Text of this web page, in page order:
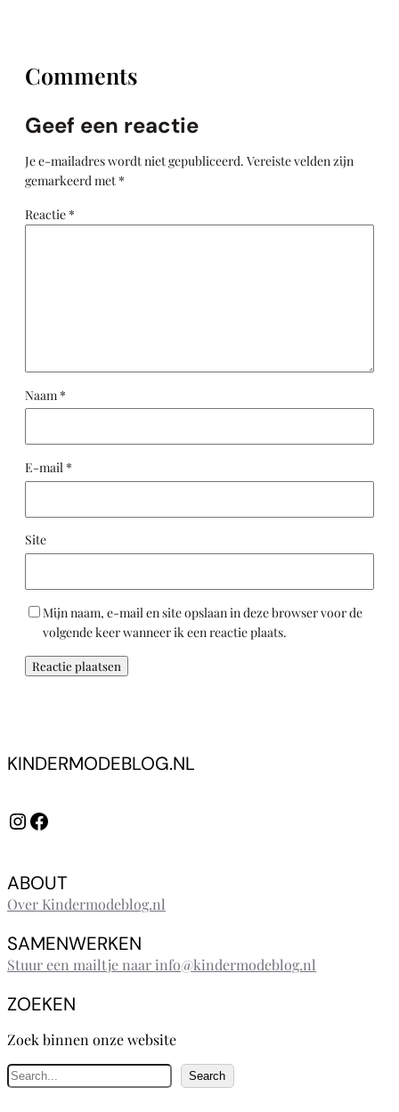
Comments
Geef een reactie
Je e-mailadres wordt niet gepubliceerd. Vereiste velden zijn
gemarkeerd met *
Reactie *
Naam *
E-mail *
Site
Mijn naam, e-mail en site opslaan in deze browser voor de
volgende keer wanneer ik een reactie plaats.
KINDERMODEBLOG.NL
InstagramFacebook
ABOUT
Over Kindermodeblog.nl
SAMENWERKEN
Stuur een mailtje naar info@kindermodeblog.nl
ZOEKEN
Zoek binnen onze website
Z
o
Search